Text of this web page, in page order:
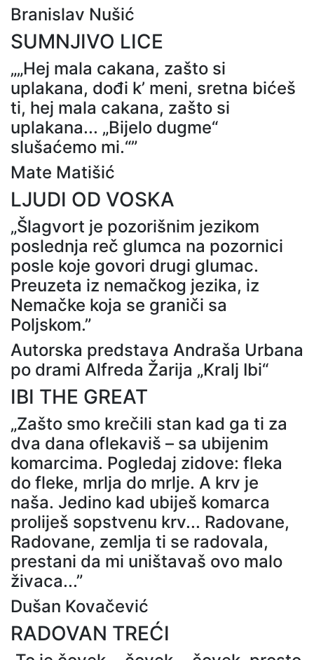
Branislav Nušić
SUMNJIVO LICE
„„Hej mala cakana, zašto si
uplakana, dođi k’ meni, sretna bićeš
ti, hej mala cakana, zašto si
uplakana... „Bijelo dugme“
slušaćemo mi.“”
Mate Matišić
LJUDI OD VOSKA
„Šlagvort je pozorišnim jezikom
poslednja reč glumca na pozornici
posle koje govori drugi glumac.
Preuzeta iz nemačkog jezika, iz
Nemačke koja se graniči sa
Poljskom.”
Autorska predstava Andraša Urbana
po drami Alfreda Žarija „Kralj Ibi“
IBI THE GREAT
„Zašto smo krečili stan kad ga ti za
dva dana oflekaviš – sa ubijenim
komarcima. Pogledaj zidove: fleka
do fleke, mrlja do mrlje. A krv je
naša. Jedino kad ubiješ komarca
proliješ sopstvenu krv... Radovane,
Radovane, zemlja ti se radovala,
prestani da mi uništavaš ovo malo
živaca...”
Dušan Kovačević
RADOVAN TREĆI